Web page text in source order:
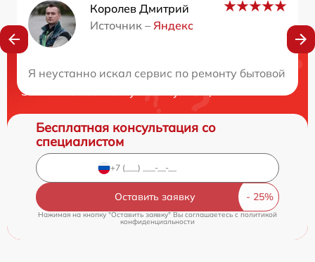
Королев Дмитрий
Источник – Яндекс
Я неустанно искал сервис по ремонту бытовой
Нужна консультация?
Закажите бесплатную консультацию
Бесплатная консультация со
специалистом
Оставить заявку
Нажимая на кнопку "Оставить заявку" Вы соглашаетесь cполитикой
конфиденциальности